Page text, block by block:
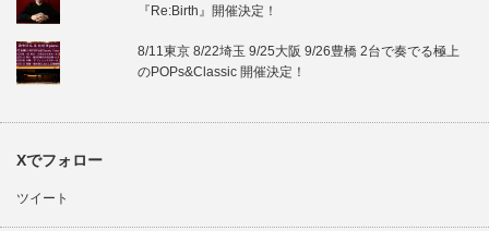
『Re:Birth』開催決定！
8/11東京 8/22埼玉 9/25大阪 9/26豊橋 2台で奏でる極上
のPOPs&Classic 開催決定！
Xでフォロー
ツイート